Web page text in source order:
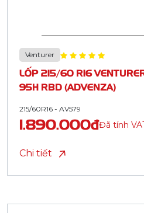
Venturer
LỐP 215/60 R16
95H RBD (ADVENZA)
215/60R16 - AV579
1.890.000đĐã tính
Chi tiết